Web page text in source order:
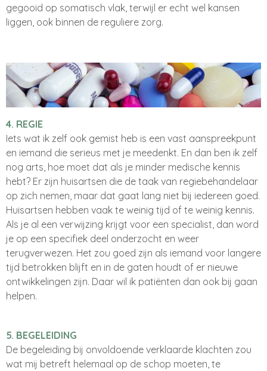
gegooid op somatisch vlak, terwijl er echt wel kansen
liggen, ook binnen de reguliere zorg.
4. REGIE
Iets wat ik zelf ook gemist heb is een vast aanspreekpunt
en iemand die serieus met je meedenkt. En dan ben ik zelf
nog arts, hoe moet dat als je minder medische kennis
hebt? Er zijn huisartsen die de taak van regiebehandelaar
op zich nemen, maar dat gaat lang niet bij iedereen goed.
Huisartsen hebben vaak te weinig tijd of te weinig kennis.
Als je al een verwijzing krijgt voor een specialist, dan word
je op een specifiek deel onderzocht en weer
terugverwezen. Het zou goed zijn als iemand voor langere
tijd betrokken blijft en in de gaten houdt of er nieuwe
ontwikkelingen zijn. Daar wil ik patiënten dan ook bij gaan
helpen.
5. BEGELEIDING
De begeleiding bij onvoldoende verklaarde klachten zou
wat mij betreft helemaal op de schop moeten, te